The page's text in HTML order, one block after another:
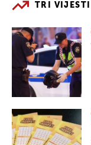
TRI